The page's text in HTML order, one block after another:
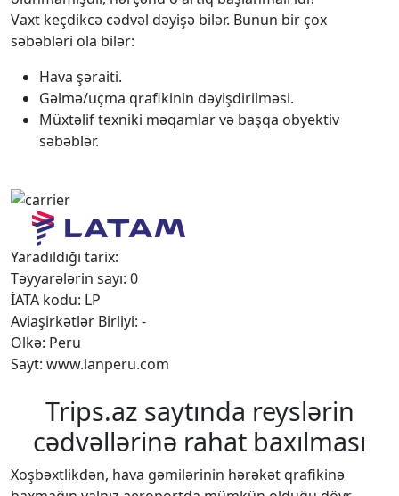
Vaxt keçdikcə cədvəl dəyişə bilər. Bunun bir çox
səbəbləri ola bilər:
Hava şəraiti.
Gəlmə/uçma qrafikinin dəyişdirilməsi.
Müxtəlif texniki məqamlar və başqa obyektiv
səbəblər.
Yaradıldığı tarix:
Təyyarələrin sayı: 0
İATA kodu: LP
Aviaşirkətlər Birliyi: -
Ölkə: Peru
Sayt: www.lanperu.com
Trips.az saytında reyslərin
cədvəllərinə rahat baxılması
Xoşbəxtlikdən, hava gəmilərinin hərəkət qrafikinə